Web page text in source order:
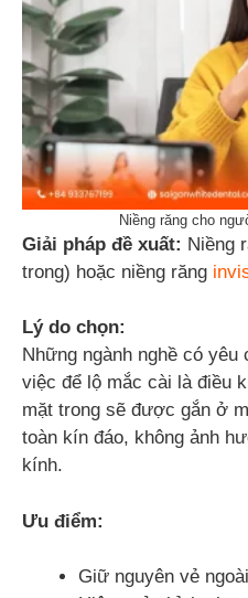
Niềng răng cho
Giải pháp đề xuất: Niềng
trong) hoặc niềng răng
Lý do chọn:
Những ngành nghề có
việc để lộ mắc cài là điều
mặt trong sẽ được gắn ở
toàn kín đáo, không ảnh
kính.
Ưu điểm:
Giữ nguyên vẻ